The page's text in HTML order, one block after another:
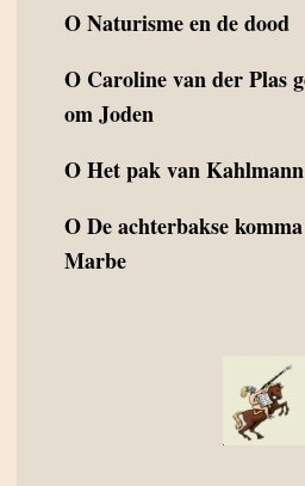
ONaturisme en de dood
O Caroline van der Plas
om Joden
OHet pak van Kahlmann
ODe achterbakse
Marbe